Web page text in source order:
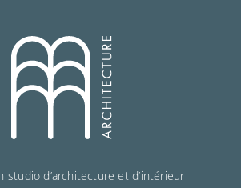
studio d’architecture et d’intérieur